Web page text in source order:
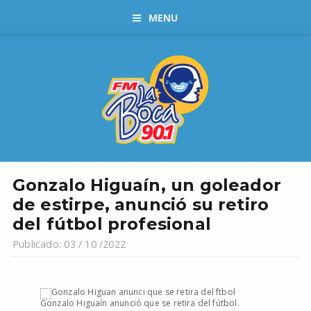
MENU
Gonzalo Higuaín, un goleador
de estirpe, anunció su retiro
del fútbol profesional
Publicado: 03 / 10 /2022
Gonzalo Higuaín anunció que se retira del fútbol.